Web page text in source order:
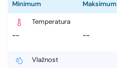
Minimum
Maksimum
Temperatura
--
--
Vlažnost